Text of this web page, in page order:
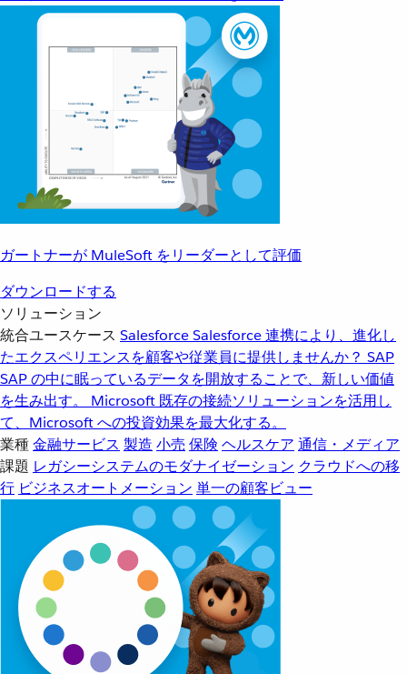
ガートナーが MuleSoft をリーダーとして評価
ダウンロードする
ソリューション
統合ユースケース SalesforceSalesforce 連携により、進化し
たエクスペリエンスを顧客や従業員に提供しませんか？ SAP
SAP の中に眠っているデータを開放することで、新しい価値
を生み出す。
Microsoft 既存の接続ソリューションを活用し
て、Microsoft への投資効果を最大化する。
業種金融サービス 製造 小売 保険 ヘルスケア 通信・メディア
課題 レガシーシステムのモダナイゼーション クラウドへの移
行 ビジネスオートメーション 単一の顧客ビュー